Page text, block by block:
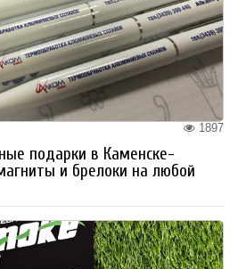
1897
подарки в Каменске-
и брелоки на любой